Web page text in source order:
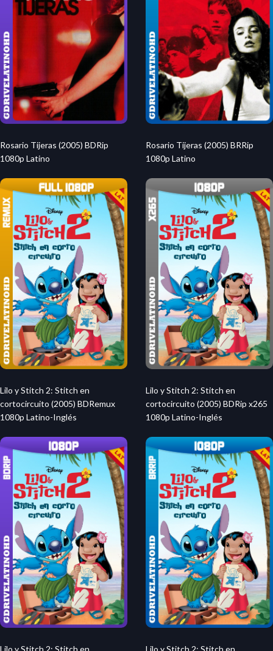
Rosario Tijeras (2005) BDRip
1080p Latino
Rosario Tijeras (2005) BRRip
1080p Latino
Lilo y Stitch 2: Stitch en
cortocircuito (2005) BDRemux
1080p Latino-Inglés
Lilo y Stitch 2: Stitch en
cortocircuito (2005) BDRip x265
1080p Latino-Inglés
Lilo y Stitch 2: Stitch en Lilo y Stitch 2: Stitch en